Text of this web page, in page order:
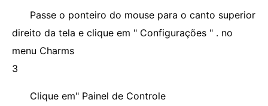
Passe o ponteiro do mouse para o canto superior
direito da tela e clique em " Configurações " . no
menu Charms
3
Clique em" Painel de Controle